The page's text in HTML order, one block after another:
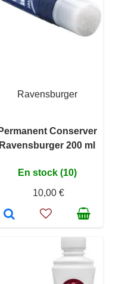
Ravensburger
Permanent Conserver
Ravensburger 200 ml
En stock (10)
10,00 €